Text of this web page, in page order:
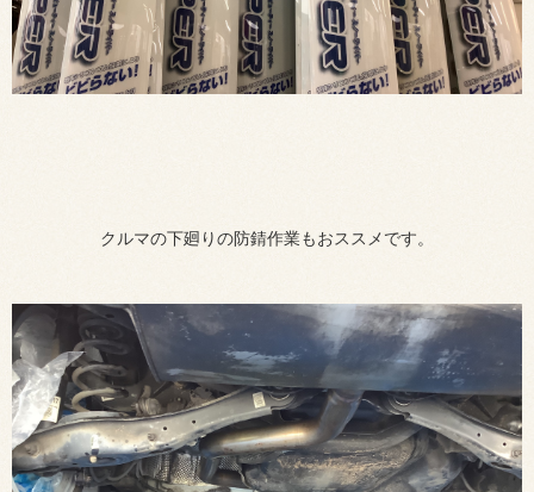
クルマの下廻りの防錆作業もおススメです。